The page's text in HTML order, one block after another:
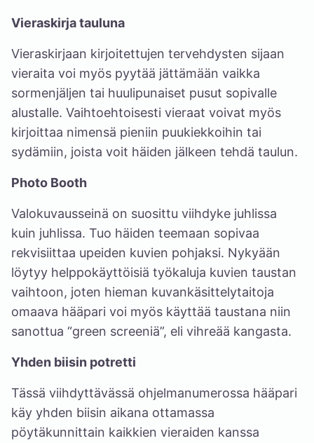
Vieraskirja tauluna
Vieraskirjaan kirjoitettujen tervehdysten sijaan
vieraita voi myös pyytää jättämään vaikka
sormenjäljen tai huulipunaiset pusut sopivalle
alustalle. Vaihtoehtoisesti vieraat voivat myös
kirjoittaa nimensä pieniin puukiekkoihin tai
sydämiin, joista voit häiden jälkeen tehdä taulun.
Photo Booth
Valokuvausseinä on suosittu viihdyke juhlissa
kuin juhlissa. Tuo häiden teemaan sopivaa
rekvisiittaa upeiden kuvien pohjaksi. Nykyään
löytyy helppokäyttöisiä työkaluja kuvien taustan
vaihtoon, joten hieman kuvankäsittelytaitoja
omaava hääpari voi myös käyttää taustana niin
sanottua “green screeniä”, eli vihreää kangasta.
Yhden biisin potretti
Tässä viihdyttävässä ohjelmanumerossa hääpari
käy yhden biisin aikana ottamassa
pöytäkunnittain kaikkien vieraiden kanssa